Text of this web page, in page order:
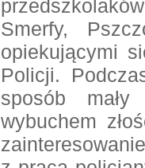
Smerfy,
opiekującymi
Policji.
sposób
wybuchem